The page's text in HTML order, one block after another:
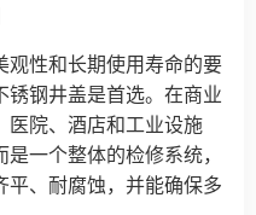
观性和长期使用寿命的要
钢井盖是首选。在商业
医院、酒店和工业设施
一个整体的检修系统，
、耐腐蚀，并能确保多